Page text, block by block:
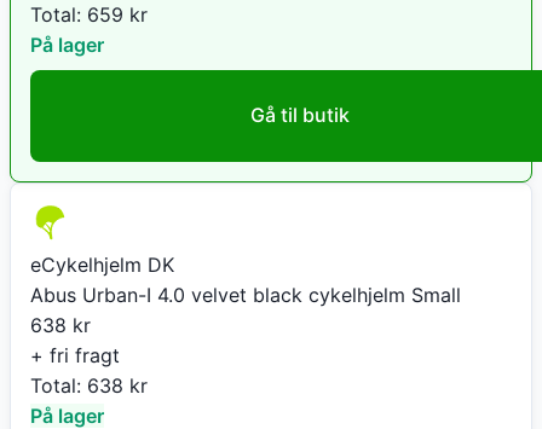
Total: 659 kr
På lager
Gå til butik
eCykelhjelm DK
Abus Urban-I 4.0 velvet black cykelhjelm Small
638 kr
+ fri fragt
Total: 638 kr
På lager